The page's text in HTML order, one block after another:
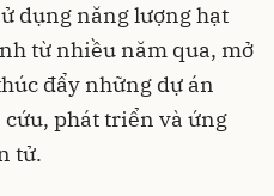
dụng năng lượng hạt
từ nhiều năm qua, mở
đẩy những dự án
phát triển và ứng
tử.